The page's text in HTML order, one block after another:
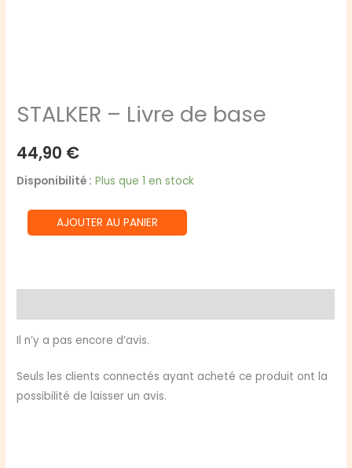
STALKER – Livre de base
44,90 €
Disponibilité : Plus que 1 en stock
quantité
de
de
base
AJOUTER AU PANIER
Il n’y a pas encore d’avis.
Seuls les clients connectés ayant acheté ce produit ont la
possibilité de laisser un avis.